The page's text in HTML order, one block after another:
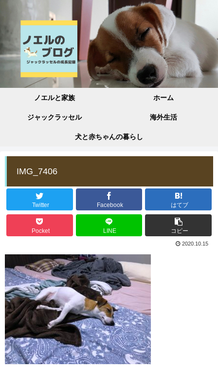
ノエルと家族 ホーム
ジャックラッセル 海外生活
犬と赤ちゃんの暮らし
IMG_7406
Twitter Facebook はてブ
Pocket LINE コピー
2020.10.15